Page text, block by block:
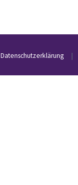
Datenschutzerklärung |